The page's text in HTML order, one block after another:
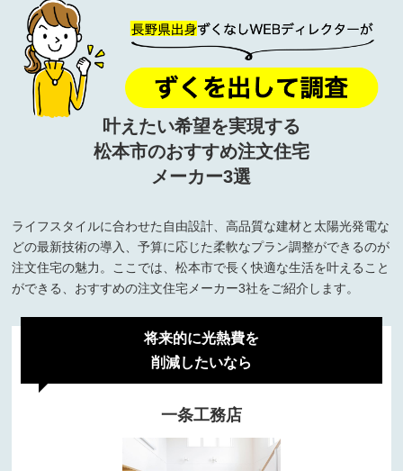
叶えたい希望を実現する
松本市のおすすめ注文住宅
メーカー3選
ライフスタイルに合わせた自由設計、高品質な建材と太陽光発電な
どの最新技術の導入、予算に応じた柔軟なプラン調整ができるのが
注文住宅の魅力。ここでは、松本市で長く快適な生活を叶えること
ができる、おすすめの注文住宅メーカー3社をご紹介します。
将来的に光熱費を
削減したいなら
一条工務店